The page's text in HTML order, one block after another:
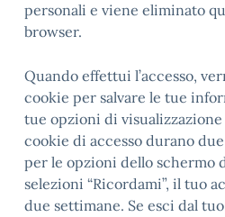
personali e viene eliminato
browser.
Quando effettui l’accesso,
cookie per salvare le tue
tue opzioni di
cookie di accesso durano
per le opzioni dello schermo
selezioni “Ricordami”, il tuo
due settimane. Se esci dal